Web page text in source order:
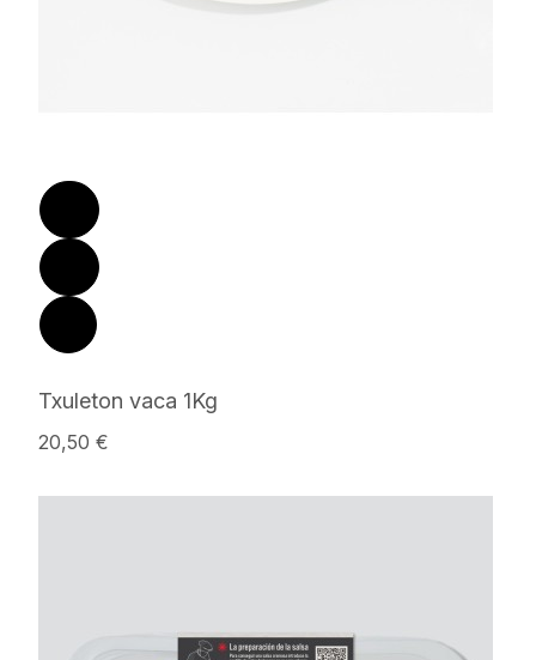
Txuleton vaca 1Kg
20,50 €